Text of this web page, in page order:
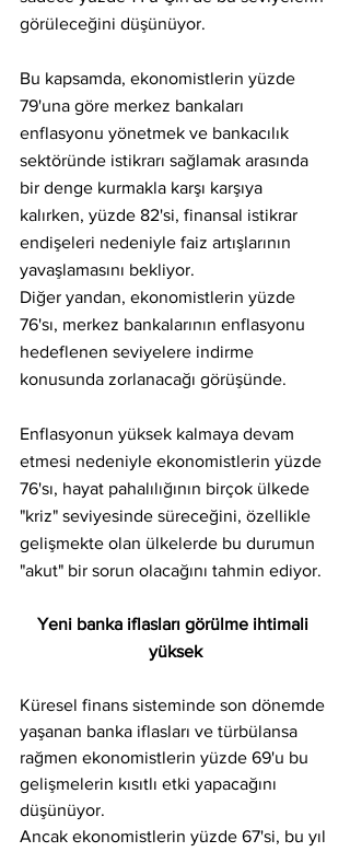
görüleceğini düşünüyor.
Bu kapsamda, ekonomistlerin yüzde
79'una göre merkez bankaları
enflasyonu yönetmek ve bankacılık
sektöründe istikrarı sağlamak arasında
bir denge kurmakla karşı karşıya
kalırken, yüzde 82'si, finansal istikrar
endişeleri nedeniyle faiz artışlarının
yavaşlamasını bekliyor.
Diğer yandan, ekonomistlerin yüzde
76'sı, merkez bankalarının enflasyonu
hedeflenen seviyelere indirme
konusunda zorlanacağı görüşünde.
Enflasyonun yüksek kalmaya devam
etmesi nedeniyle ekonomistlerin yüzde
76'sı, hayat pahalılığının birçok ülkede
"kriz" seviyesinde süreceğini, özellikle
gelişmekte olan ülkelerde bu durumun
"akut" bir sorun olacağını tahmin ediyor.
Yeni banka iflasları görülme ihtimali
yüksek
Küresel finans sisteminde son dönemde
yaşanan banka iflasları ve türbülansa
rağmen ekonomistlerin yüzde 69'u bu
gelişmelerin kısıtlı etki yapacağını
düşünüyor.
Ancak ekonomistlerin yüzde 67'si, bu yıl